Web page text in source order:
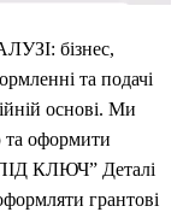
бізнес,
та подачі
основі. Ми
та оформити
КЛЮЧ” Деталі
грантові